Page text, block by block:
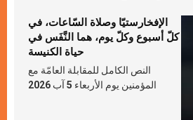
الإفخارستيّا وصلاة السّاعات، في
كلّ أسبوع وكلّ يوم، هما النَّفَس في
حياة الكنيسة
النص الكامل للمقابلة العامّة مع
المؤمنين يوم الأربعاء 5 آب 2026